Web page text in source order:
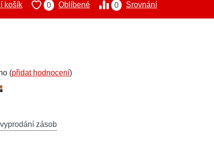
0 Srovnání
0 Oblíbené
košík
(přidat hodnocení)
zásob